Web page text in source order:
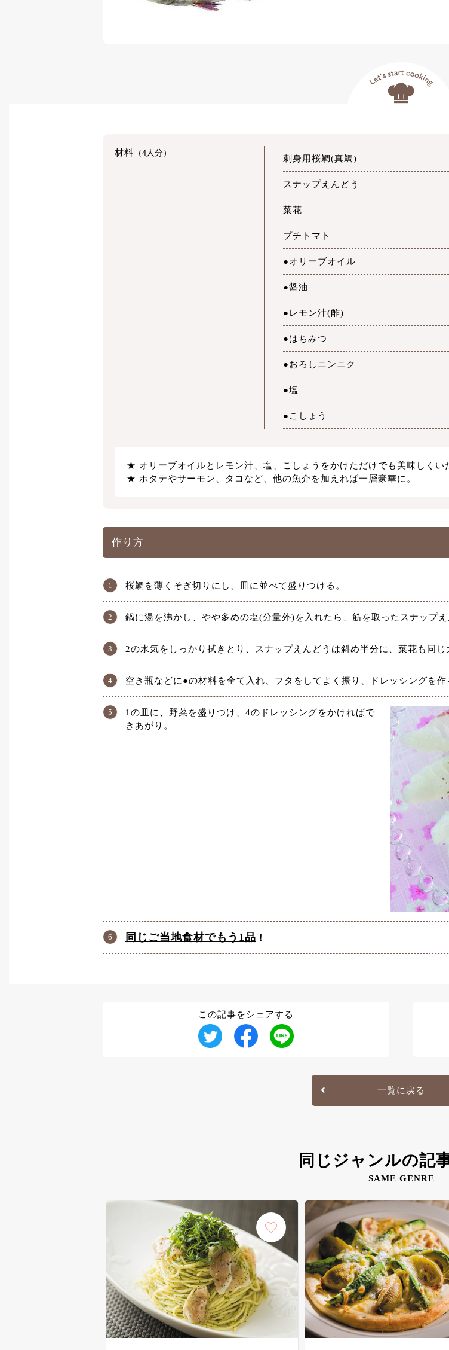
材料 （4人分）
刺身用桜鯛(真鯛)
スナップえんどう
菜花
プチトマト
●オリーブオイル
●醤油
●レモン汁(酢)
●はちみつ
●おろしニンニク
●塩
●こしょう
オリーブオイルとレモン汁、塩、こしょうをかけただけでも美味しくい
ホタテやサーモン、タコなど、他の魚介を加えれば一層豪華に。
作り方
桜鯛を薄くそぎ切りにし、皿に並べて盛りつける。
鍋に湯を沸かし、やや多めの塩(分量外)を入れたら、筋を取ったスナップ
2の水気をしっかり拭きとり、スナップえんどうは斜め半分に、菜花も同
空き瓶などに●の材料を全て入れ、フタをしてよく振り、ドレッシングを作
1の皿に、野菜を盛りつけ、4のドレッシングをかければで
きあがり。
同じご当地食材でもう1品 ！
この記事をシェアする
一覧に戻る
同じジャンルの記
SAME GENRE